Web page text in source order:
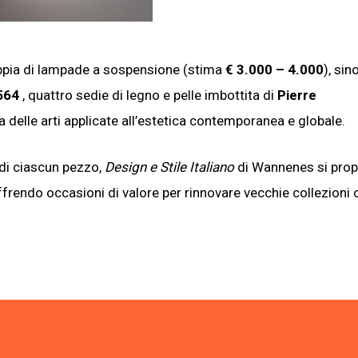
di lampade a sospensione (stima € 3.000 – 4.000),
, quattro sedie di legno e pelle imbottita di Pierre
delle arti applicate all’estetica contemporanea e globale.
ciascun pezzo, Design e Stile Italianodi Wannenes si
occasioni di valore per rinnovare vecchie collezioni